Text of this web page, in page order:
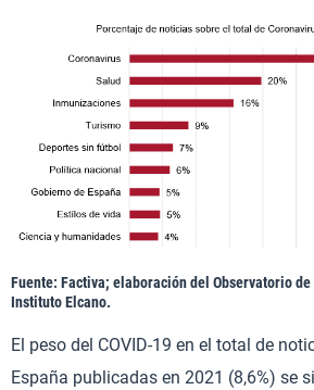
Fuente: Factiva; elaboración del Observatorio de
Instituto Elcano.
El peso del COVID-19 en el total de
España publicadas en 2021 (8,6%) se